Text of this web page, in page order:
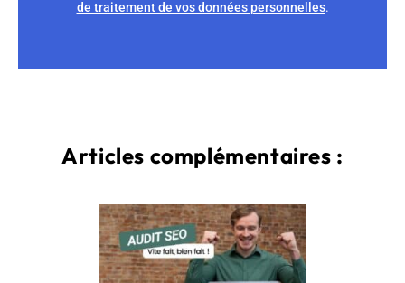
de traitement de vos données personnelles.
Articles complémentaires :